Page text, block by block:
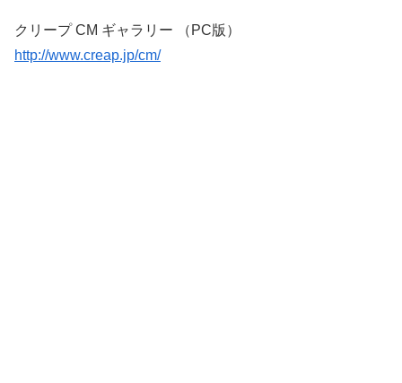
クリープ CM ギャラリー （PC版）
http://www.creap.jp/cm/